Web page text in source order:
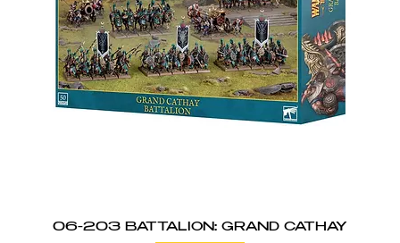
06-203 BATTALION: GRAND CATHAY